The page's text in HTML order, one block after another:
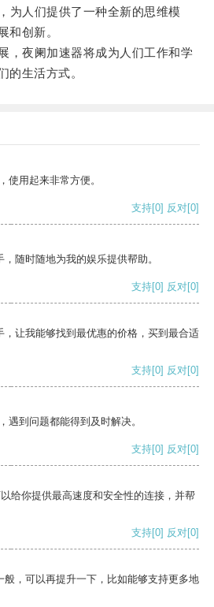
人们提供了一种全新的思维模
和创新。
夜阑加速器将成为人们工作和学
的生活方式。
使用起来非常方便。
支持[0] 反对[0]
随时随地为我的娱乐提供帮助。
支持[0] 反对[0]
，让我能够找到最优惠的价格，买到最合适
支持[0] 反对[0]
遇到问题都能得到及时解决。
支持[0] 反对[0]
给你提供最高速度和安全性的连接，并帮
支持[0] 反对[0]
般，可以再提升一下，比如能够支持更多地